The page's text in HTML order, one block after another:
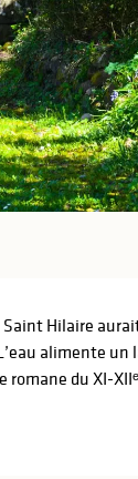
Hilaire
alimente un
du XI-XIIᵉ